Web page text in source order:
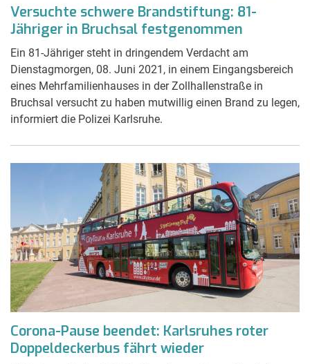
Versuchte schwere Brandstiftung: 81-
Jähriger in Bruchsal festgenommen
Ein 81-Jähriger steht in dringendem Verdacht am
Dienstagmorgen, 08. Juni 2021, in einem Eingangsbereich
eines Mehrfamilienhauses in der Zollhallenstraße in
Bruchsal versucht zu haben mutwillig einen Brand zu legen,
informiert die Polizei Karlsruhe.
Corona-Pause beendet: Karlsruhes roter
Doppeldeckerbus fährt wieder